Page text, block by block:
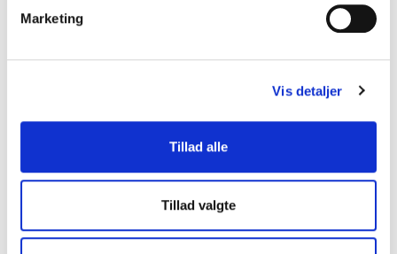
Marketing
Vis detaljer
Tillad alle
Tillad valgte
ADHD, psykisk trivsel og mental
stress, angst eller andre psykiske belastninger. Dette
styrke trivsel hos både børn, unge og voksne.
Katharina Oravsky Sandströmbidrager med en
mentale velbefindende.